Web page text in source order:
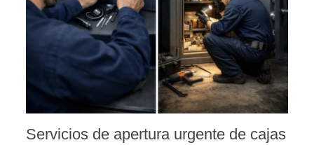
Servicios de apertura urgente de cajas